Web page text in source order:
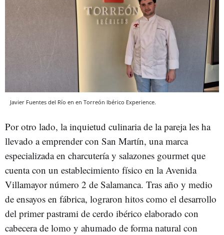
Javier Fuentes del Río en en Torreón Ibérico Experience.
Por otro lado, la inquietud culinaria de la pareja les ha
llevado a emprender con San Martín, una marca
especializada en charcutería y salazones gourmet que
cuenta con un establecimiento físico en la Avenida
Villamayor número 2 de Salamanca. Tras año y medio
de ensayos en fábrica, lograron hitos como el desarrollo
del primer pastrami de cerdo ibérico elaborado con
cabecera de lomo y ahumado de forma natural con